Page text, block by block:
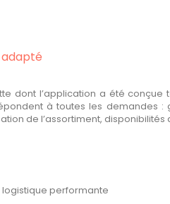
dont l’application a été
à toutes les demandes :
de l’assortiment,
logistique performante